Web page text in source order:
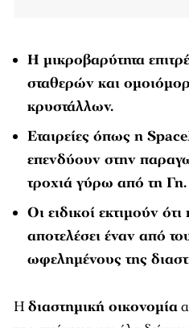
Η μικροβαρύτητα
σταθερών και
κρυστάλλων.
Εταιρείες όπως η
επενδύουν στην
τροχιά γύρω από τη Γη.
Οι ειδικοί εκτιμούν
αποτελέσει έναν από
ωφελημένους της
Ηδιαστημική οικονομία